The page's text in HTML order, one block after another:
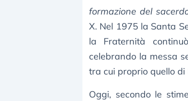
formazione del
X. Nel 1975 la Santa
la Fraternità
celebrando la messa
tra cui proprio quello di
Oggi, secondo le